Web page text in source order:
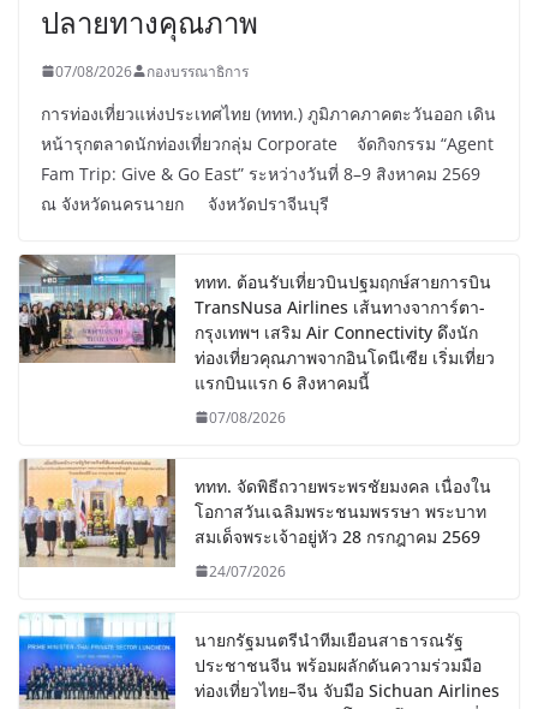
ปลายทางคุณภาพ
07/08/2026 กองบรรณาธิการ
การท่องเที่ยวแห่งประเทศไทย (ททท.) ภูมิภาคภาคตะวันออก เดิน
หน้ารุกตลาดนักท่องเที่ยวกลุ่ม Corporate จัดกิจกรรม “Agent
Fam Trip: Give & Go East” ระหว่างวันที่ 8–9 สิงหาคม 2569
ณ จังหวัดนครนายก จังหวัดปราจีนบุรี
ททท. ต้อนรับเที่ยวบินปฐมฤกษ์สายการบิน
TransNusa Airlines เส้นทางจาการ์ตา-
กรุงเทพฯ เสริม Air Connectivity ดึงนัก
ท่องเที่ยวคุณภาพจากอินโดนีเซีย เริ่มเที่ยว
แรกบินแรก 6 สิงหาคมนี้
07/08/2026
ททท. จัดพิธีถวายพระพรชัยมงคล เนื่องใน
โอกาสวันเฉลิมพระชนมพรรษา พระบาท
สมเด็จพระเจ้าอยู่หัว 28 กรกฎาคม 2569
24/07/2026
นายกรัฐมนตรีนำทีมเยือนสาธารณรัฐ
ประชาชนจีน พร้อมผลักดันความร่วมมือ
ท่องเที่ยวไทย–จีน จับมือ Sichuan Airlines